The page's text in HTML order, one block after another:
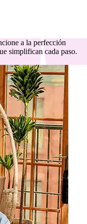
a la perfección
simplifican cada paso.